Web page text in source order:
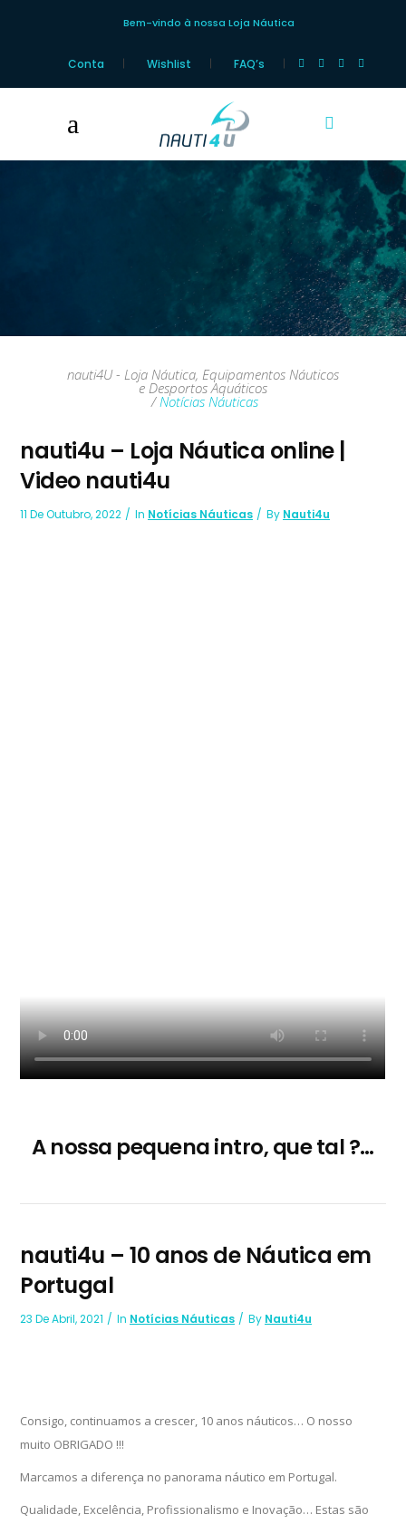
Bem-vindo à nossa Loja Náutica
Conta Wishlist FAQ’s
nauti4U - Loja Náutica, Equipamentos Náuticos
e Desportos Aquáticos
/Notícias Náuticas
nauti4u – Loja Náutica online |
Video nauti4u
11 De Outubro, 2022 In Notícias Náuticas By Nauti4u
A nossa pequena intro, que tal ?…
nauti4u – 10 anos de Náutica em
Portugal
23 De Abril, 2021 In Notícias Náuticas By Nauti4u
Consigo, continuamos a crescer, 10 anos náuticos… O nosso
muito OBRIGADO !!!
Marcamos a diferença no panorama náutico em Portugal.
Qualidade, Excelência, Profissionalismo e Inovação… Estas são